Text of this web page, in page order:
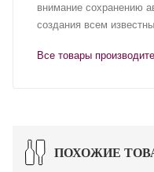
внимание сохранению
создания всем
Все товары
ПОХОЖИЕ